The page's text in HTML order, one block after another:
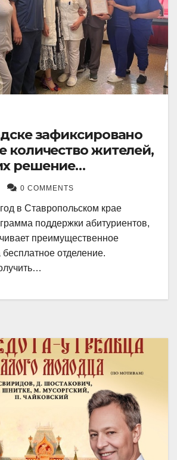
зафиксировано
количество жителей,
решение
мерами, с
в
вуз в районе.
0 COMMENTS
в Ставропольском крае
поддержки абитуриентов,
преимущественное
отделение.